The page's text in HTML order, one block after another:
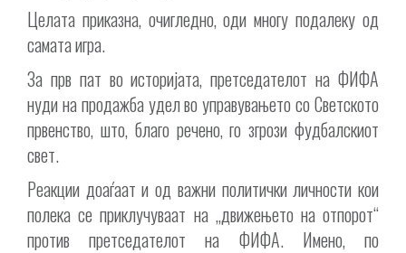
Целата приказна, очигледно, оди многу подалеку од
самата игра.
За прв пат во историјата, претседателот на ФИФА
нуди на продажба удел во управувањето со Светското
првенство, што, благо речено, го згрози фудбалскиот
свет.
Реакции доаѓаат и од важни политички личности кои
полека се приклучуваат на „движењето на отпорот“
против претседателот на ФИФА. Имено, по